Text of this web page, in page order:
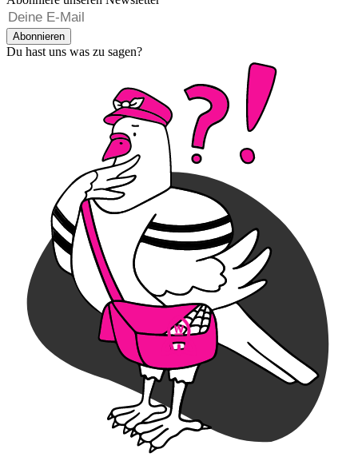
Abonnieren
Du hast uns was zu sagen?